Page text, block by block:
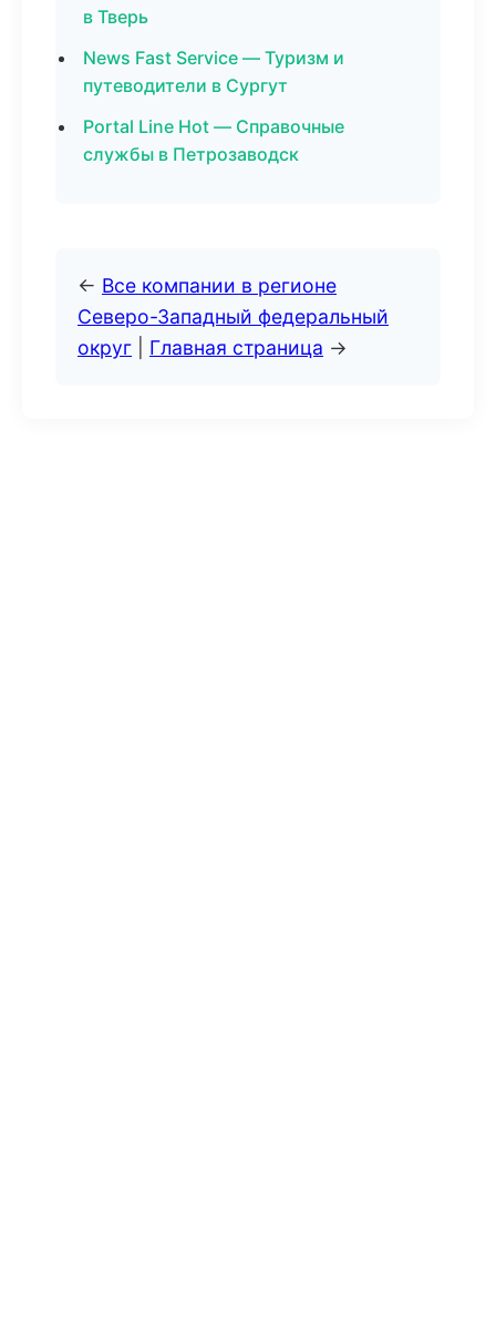
в Тверь
News Fast Service — Туризм и
путеводители в Сургут
Portal Line Hot — Справочные
службы в Петрозаводск
← Все компании в регионе
Северо-Западный федеральный
округ
Главная страница →